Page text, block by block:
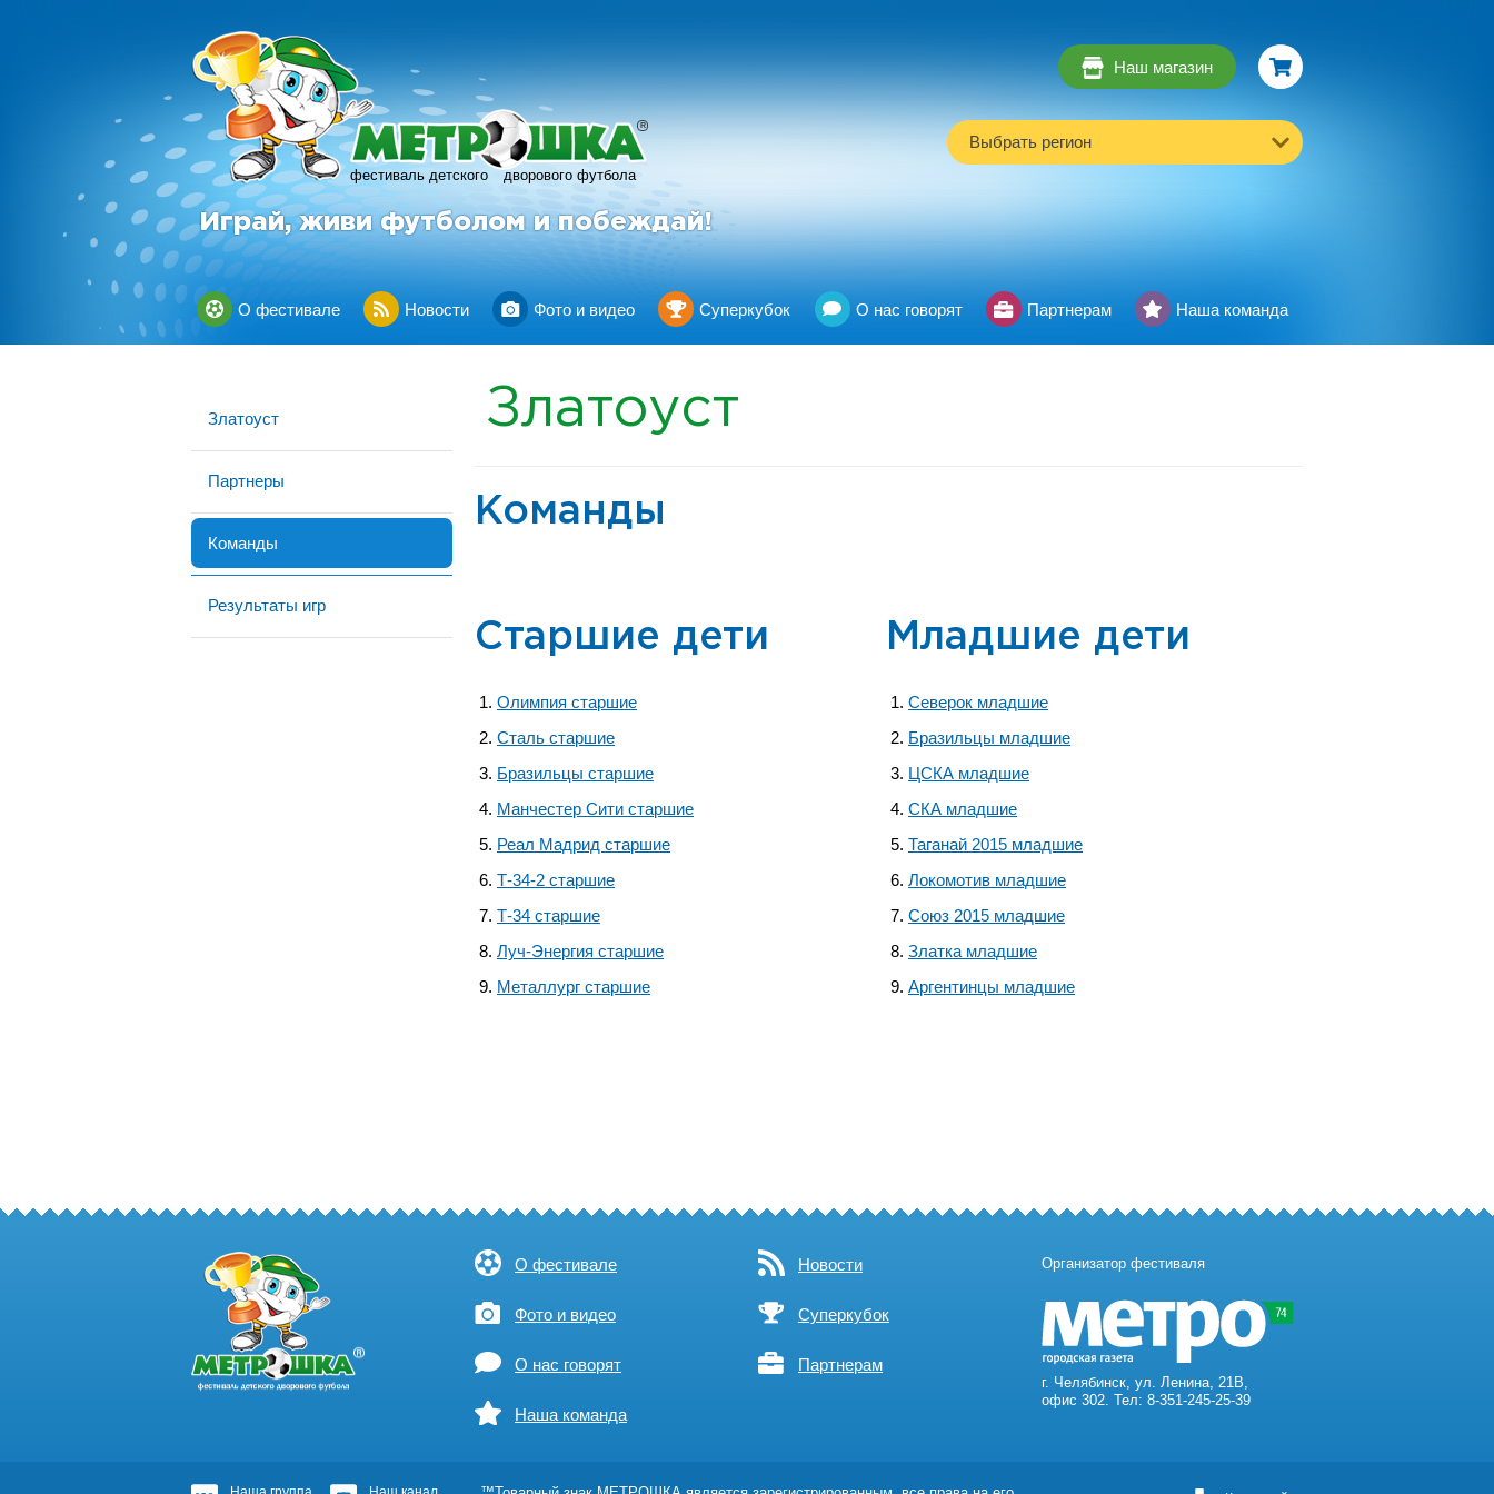
фестиваль детского дворового футбола
R
Играй, живи футболом и побеждай!
Наш магазин
Выбрать регион
О фестивале Новости Фото и видео Суперкубок О нас говорят Партнерам Наша команда
Златоуст
Партнеры
Команды
Результаты игр
Златоуст
Команды
Старшие дети
Олимпия старшие
Сталь старшие
Бразильцы старшие
Манчестер Сити старшие
Реал Мадрид старшие
Т-34-2 старшие
Т-34 старшие
Луч-Энергия старшие
Металлург старшие
Младшие дети
Северок младшие
Бразильцы младшие
ЦСКА младшие
СКА младшие
Таганай 2015 младшие
Локомотив младшие
Союз 2015 младшие
Златка младшие
Аргентинцы младшие
О фестивале Новости
Фото и видео Суперкубок
О нас говорят Партнерам
Наша команда
Организатор фестиваля
г. Челябинск, ул. Ленина, 21В,
офис 302. Тел: 8-351-245-25-39